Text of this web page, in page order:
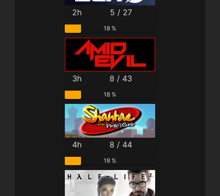
2h 5 / 27
18 %
3h 8 / 43
18 %
4h 8 / 44
18 %